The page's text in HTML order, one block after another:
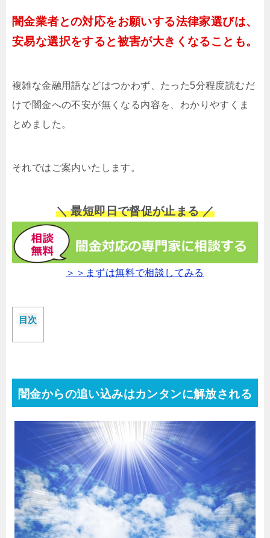
闇金業者との対応をお願いする法律家選びは、
安易な選択をすると被害が大きくなることも。
複雑な金融用語などはつかわず、たった5分程度読むだ
けで闇金への不安が無くなる内容を、わかりやすくま
とめました。
それではご案内いたします。
＼ 最短即日で督促が止まる ／
＞＞まずは無料で相談してみる
目次
闇金からの追い込みはカンタンに解放される